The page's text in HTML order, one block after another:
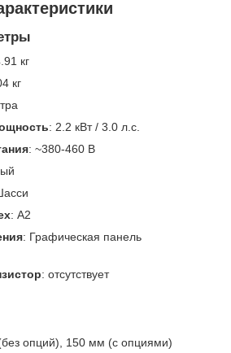
кг
кг
: 2.2 кВт / 3.0 л.с.
: ~380-460 В
: А2
: Графическая панель
: отсутствует
опций), 150 мм (с опциями)